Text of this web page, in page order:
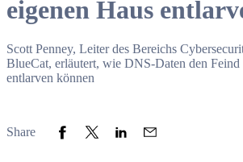
eigenen Haus
Scott Penney, Leiter des Bereichs
BlueCat, erläutert, wie DNS-Daten den
entlarven können
Share Share to Facebook
Share to Twitter
Share to LinkedIn
Share to Email